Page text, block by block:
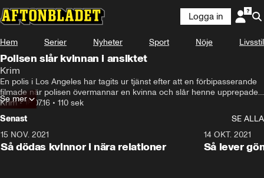
Logga in
Hem Serier Nyheter Sport Nöje Livsstil
Polisen slår kvinnan i ansiktet
Krim
En polis i Los Angeles har tagits ur tjänst efter att en förbipasserande
filmade när polisen övermannar en kvinna och slår henne upprepade
gånger i huvudet.
Krim•18.07.16 • 110 sek
Se mer
Senast
SE ALLA
15 NOV. 2021
Så dödas kvinnor i nära relationer
14 OKT. 2021
Så lever